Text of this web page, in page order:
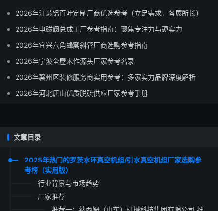
2026年江苏铝百叶定制厂商优选参考（立足需求，各展所长）
2026年电磁阀总成工厂参考指南：聚焦专注力与硬实力
2026年宜兴六角蜂窝斜管厂商选购参考指南
2026年宁波全屋木作源头厂家参考名录
2026年襄州区装修服务商实用参考：多家实力品牌深度解析
2026年河北唐山优质脱硫供应厂家参考手册
文章目录
2025年热门的罗茨水环真空机组/引水真空机组厂家选购参
考榜（实用版）
行业背景与市场趋势
厂家推荐
推荐一：纳西姆（山东）机械科技集团有限公司 推